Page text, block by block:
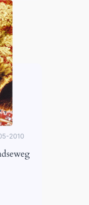
2010